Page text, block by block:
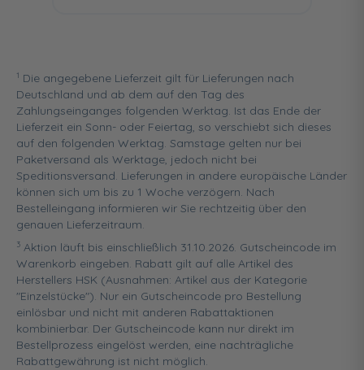
1 Die angegebene Lieferzeit gilt für Lieferungen nach
Deutschland und ab dem auf den Tag des
Zahlungseinganges folgenden Werktag. Ist das Ende der
Lieferzeit ein Sonn- oder Feiertag, so verschiebt sich dieses
auf den folgenden Werktag. Samstage gelten nur bei
Paketversand als Werktage, jedoch nicht bei
Speditionsversand. Lieferungen in andere europäische Länder
können sich um bis zu 1 Woche verzögern. Nach
Bestelleingang informieren wir Sie rechtzeitig über den
genauen Lieferzeitraum.
3 Aktion läuft bis einschließlich 31.10.2026. Gutscheincode im
Warenkorb eingeben. Rabatt gilt auf alle Artikel des
Herstellers HSK (Ausnahmen: Artikel aus der Kategorie
"Einzelstücke"). Nur ein Gutscheincode pro Bestellung
einlösbar und nicht mit anderen Rabattaktionen
kombinierbar. Der Gutscheincode kann nur direkt im
Bestellprozess eingelöst werden, eine nachträgliche
Rabattgewährung ist nicht möglich.